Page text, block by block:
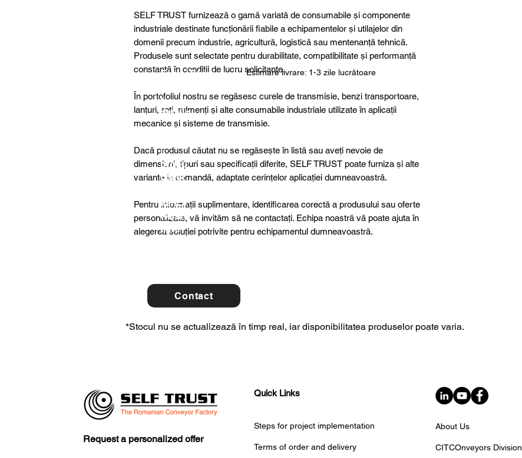
SELF TRUST furnizează o gamă variată de consumabile și componente
industriale destinate funcționării fiabile a echipamentelor și utilajelor din
domenii precum industrie, agricultură, logistică sau mentenanță tehnică.
Produsele sunt selectate pentru durabilitate, compatibilitate și performanță
constantă în condiții de lucru solicitante.
În portofoliul nostru se regăsesc curele de transmisie, benzi transportoare,
lanțuri, roți, rulmenți și alte consumabile industriale utilizate în aplicații
mecanice și sisteme de transmisie.
Dacă produsul căutat nu se regăsește în listă sau aveți nevoie de
dimensiuni, tipuri sau specificații diferite, SELF TRUST poate furniza și alte
variante la comandă, adaptate cerințelor aplicației dumneavoastră.
Pentru informații suplimentare, identificarea corectă a produsului sau oferte
personalizate, vă invităm să ne contactați. Echipa noastră vă poate ajuta în
alegerea soluției potrivite pentru echipamentul dumneavoastră.
For
r
details
,
l
produ
cts or
ltancy
we are
here
5 buc.
Contact
Estimare livrare: 1-3 zile lucrătoare
*Stocul nu se actualizează în timp real, iar disponibilitatea produselor poate varia.
Request a personalized offer
Quick Links
Steps for project implementation
Terms of order and delivery
About Us
CITCOnveyors Division